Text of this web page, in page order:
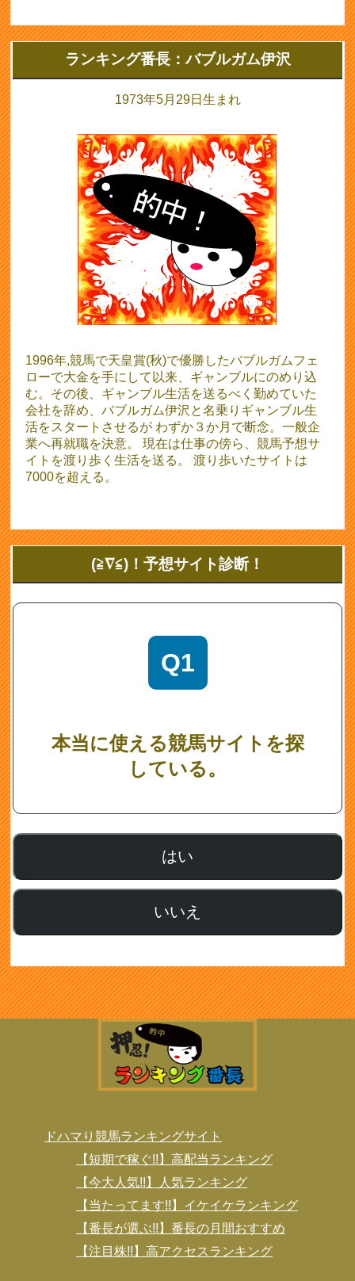
ランキング番長：バブルガム伊沢
1973年5月29日生まれ
1996年,競馬で天皇賞(秋)で優勝したバブルガムフェ
ローで大金を手にして以来、ギャンブルにのめり込
む。その後、ギャンブル生活を送るべく勤めていた
会社を辞め、バブルガム伊沢と名乗りギャンブル生
活をスタートさせるが わずか３か月で断念。一般企
業へ再就職を決意。 現在は仕事の傍ら、競馬予想サ
イトを渡り歩く生活を送る。 渡り歩いたサイトは
7000を超える。
(≧∇≦)！予想サイト診断！
Q1
本当に使える競馬サイトを探
している。
はい
いいえ
ドハマり競馬ランキングサイト
【短期で稼ぐ!!】高配当ランキング
【今大人気!!】人気ランキング
【当たってます!!】イケイケランキング
【番長が選ぶ!!】番長の月間おすすめ
【注目株!!】高アクセスランキング